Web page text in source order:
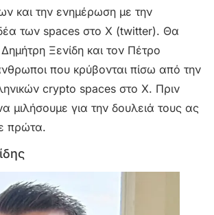
και την ενημέρωση με την
των spaces στο Χ (twitter). Θα
Ξενίδη και τον Πέτρο
που κρύβονται πίσω από την
crypto spaces στο Χ. Πριν
μιλήσουμε για την δουλειά τους ας
πρώτα.